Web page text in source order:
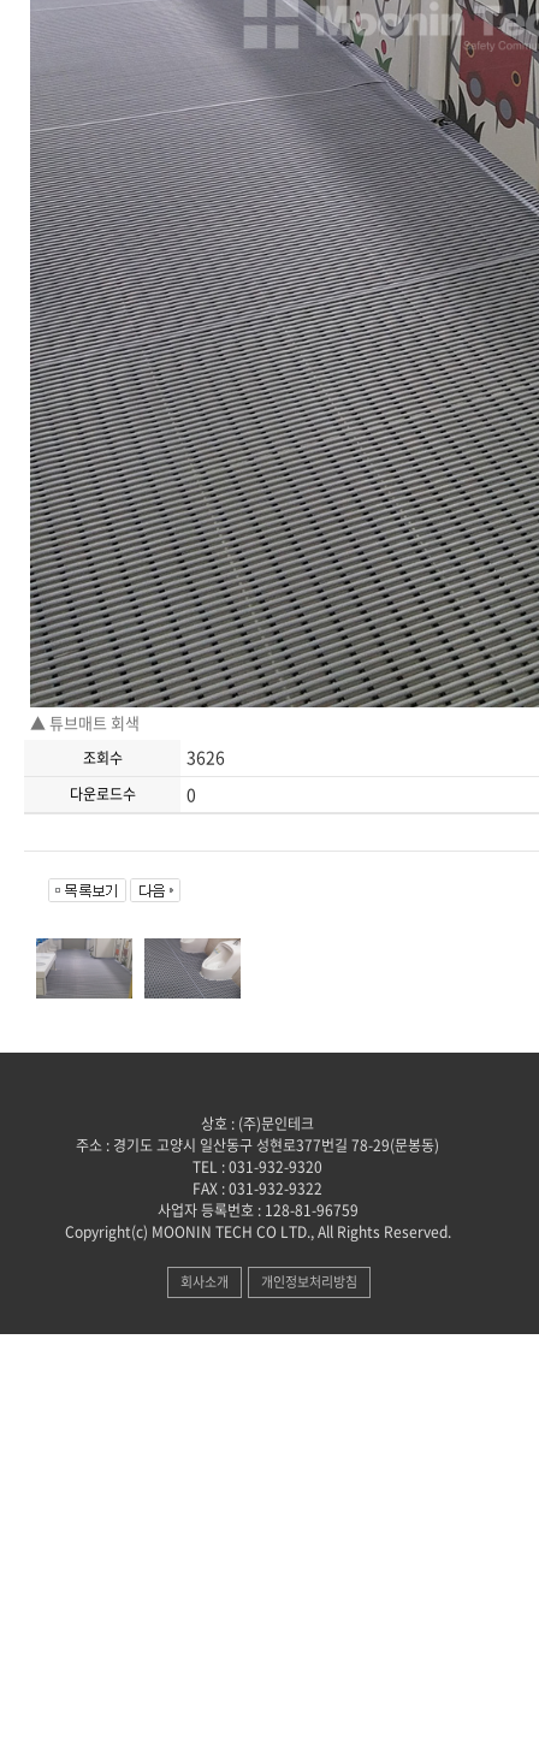
▲ 튜브매트 회색
조회수 3626
다운로드수 0
상호 : (주)문인테크
주소 : 경기도 고양시 일산동구 성현로377번길 78-29(문봉동)
TEL : 031-932-9320
FAX : 031-932-9322
사업자 등록번호 : 128-81-96759
Copyright(c) MOONIN TECH CO LTD., All Rights Reserved.
회사소개 개인정보처리방침